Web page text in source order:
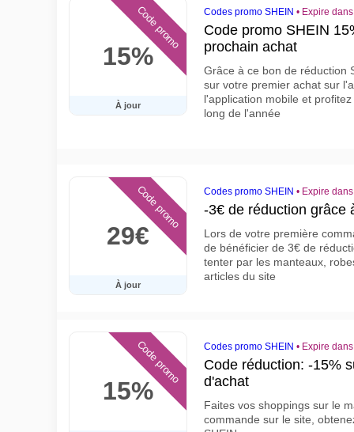
15%
À jour
Code promo Codes promo SHEIN • Expire
Code promo SHEIN
prochain achat
Grâce à ce bon de réduction
sur votre premier achat sur
l'application mobile et
long de l'année
29€
À jour
Code promo Codes promo SHEIN • Expire
-3€ de réduction grâce
Lors de votre première
de bénéficier de 3€ de
tenter par les manteaux,
articles du site
15%
Code promo Codes promo SHEIN • Expire
Code réduction: -15%
d'achat
Faites vos shoppings sur le
commande sur le site,